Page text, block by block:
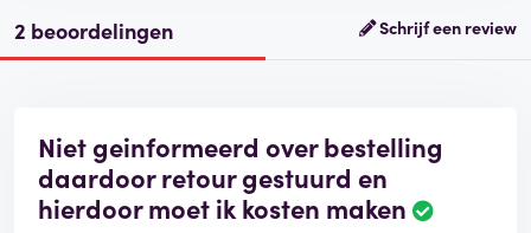
2 beoordelingen Schrijf een review
Niet geinformeerd over bestelling
daardoor retour gestuurd en
hierdoor moet ik kosten maken